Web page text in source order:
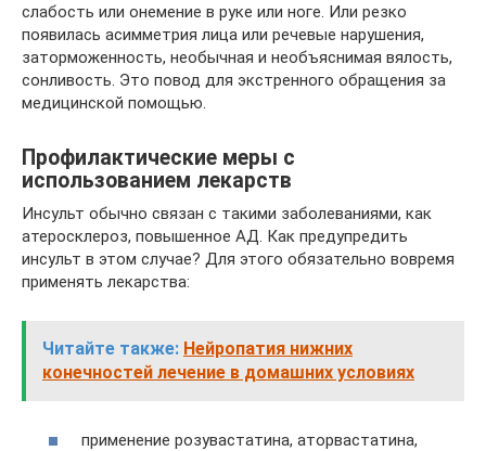
слабость или онемение в руке или ноге. Или резко
появилась асимметрия лица или речевые нарушения,
заторможенность, необычная и необъяснимая вялость,
сонливость. Это повод для экстренного обращения за
медицинской помощью.
Профилактические меры с
использованием лекарств
Инсульт обычно связан с такими заболеваниями, как
атеросклероз, повышенное АД. Как предупредить
инсульт в этом случае? Для этого обязательно вовремя
применять лекарства:
Читайте также: Нейропатия нижних
конечностей лечение в домашних условиях
применение розувастатина, аторвастатина,